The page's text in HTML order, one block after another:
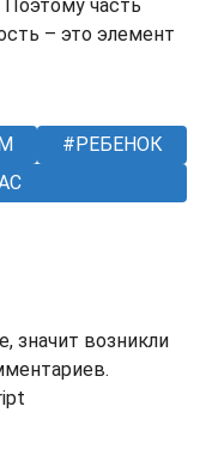
часть
– это элемент
РЕБЕНОК
значит возникли